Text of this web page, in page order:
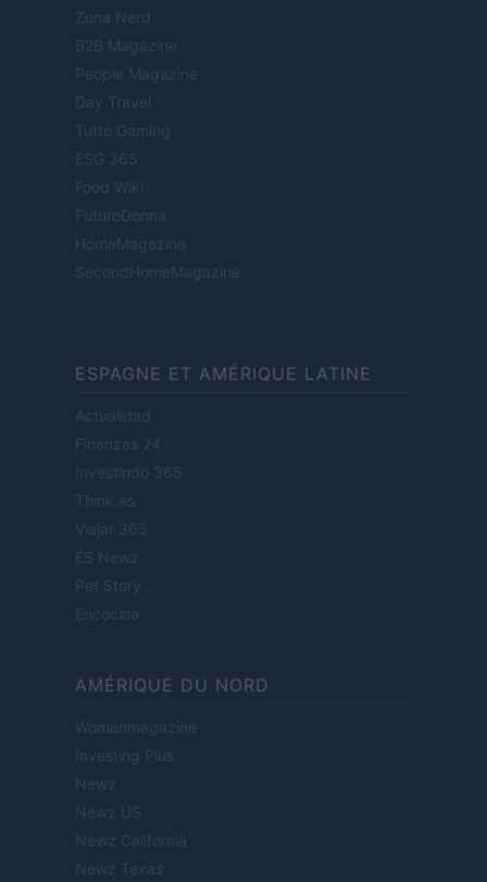
Zona Nerd
B2B Magazine
People Magazine
Day Travel
Tutto Gaming
ESG 365
Food Wiki
FuturoDonna
HomeMagazine
SecondHomeMagazine
ESPAGNE ET AMÉRIQUE LATINE
Actualidad
Finanzas 24
Investindo 365
Think.es
Viajar 365
ES Newz
Pet Story
Encocina
AMÉRIQUE DU NORD
Womanmagazine
Investing Plus
Newz
Newz US
Newz California
Newz Texas